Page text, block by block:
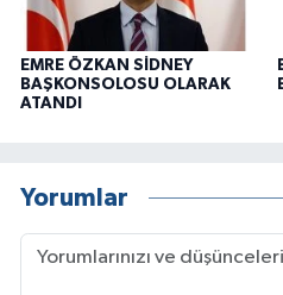
EMRE ÖZKAN SİDNEY
BAŞKONSOLOSU OLARAK
ATANDI
Yorumlar